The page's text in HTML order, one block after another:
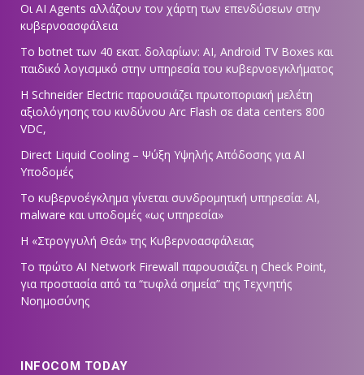
Οι AI Agents αλλάζουν τον χάρτη των επενδύσεων στην
κυβερνοασφάλεια
Το botnet των 40 εκατ. δολαρίων: AI, Android TV Boxes και
παιδικό λογισμικό στην υπηρεσία του κυβερνοεγκλήματος
Η Schneider Electric παρουσιάζει πρωτοποριακή μελέτη
αξιολόγησης του κινδύνου Arc Flash σε data centers 800
VDC,
Direct Liquid Cooling – Ψύξη Υψηλής Απόδοσης για AI
Υποδομές
Το κυβερνοέγκλημα γίνεται συνδρομητική υπηρεσία: AI,
malware και υποδομές «ως υπηρεσία»
Η «Στρογγυλή Θεά» της Κυβερνοασφάλειας
Tο πρώτο AI Network Firewall παρουσιάζει η Check Point,
για προστασία από τα “τυφλά σημεία” της Τεχνητής
Νοημοσύνης
INFOCOM TODAY